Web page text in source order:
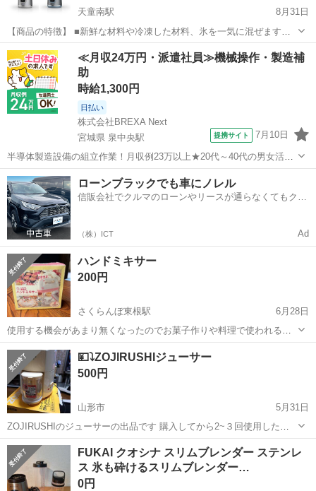
天童南駅
8月31日
【商品の特徴】 ■新鮮な材料や冷凍した材料、氷を一気に混ぜます。
■お気に入りのブレンドを最大 470ml作れます。 ■快適なヒンジ付き持
ち運びハンドルで、外出先でも飲み物を持ち運びできます。 ■簡単に
開けられる飲み...
山形 天童市 天童南駅 キッチン家電 店頭
≪月収24万円・派遣社員≫機械操作・製造補
助
時給1,300円
日払い
株式会社BREXA Next
宮城県 泉中央駅
提携サイト 7月10日
半導体製造設備の組立作業！月収例23万以上★20代～40代の男女活躍
中中！社会保険完備！送迎あり！◎マイカー通勤OK＆無料駐車場完
備！作業着無償貸与◎食堂利用可★《宮城県黒川郡大和町》 人気の工
場のお仕事 ◇半導体製造設備...
宮城 泉中央駅 その他
ローンブラックでも車にノレル
信販会社でクルマのローンやリースが通らなくてもクル
（株）ICT Ad
ハンドミキサー
200円
さくらんぼ東根駅
6月28日
使用する機会があまり無くなったのでお菓子作りや料理で使われる方
どうでしょうか^_^
山形 東根市 キッチン家電
ハンドミキサー
💴⤵ZOJIRUSHIジューサー
500円
山形市
5月31日
ZOJIRUSHIのジューサーの出品です 購入してから2~３回使用しただ
けです、 もと箱、取説あります 必要な方いかがでしょうか
山形 山形市 キッチン家電 ジューサー
FUKAI クオシナ スリムブレンダー ステンレ
ス 氷も砕けるスリムブレンダー…
0円